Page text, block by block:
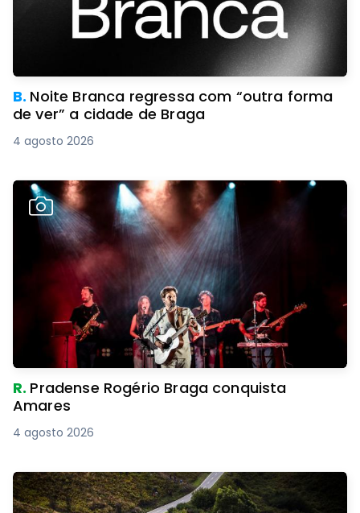
B. Noite Branca regressa com “outra forma
de ver” a cidade de Braga
4 agosto 2026
R. Pradense Rogério Braga conquista
Amares
4 agosto 2026